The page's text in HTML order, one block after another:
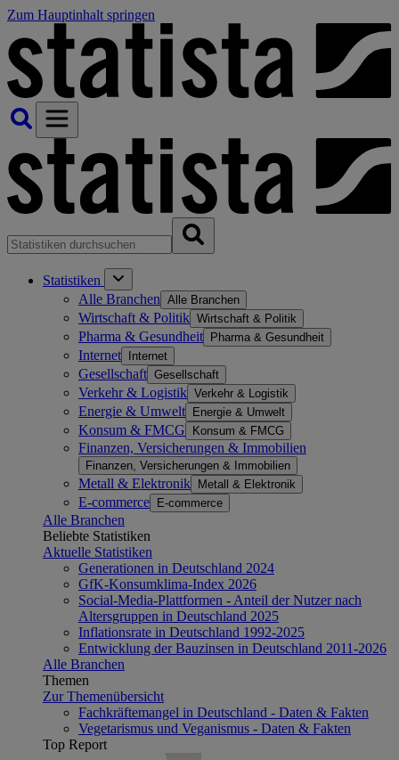
Zum Hauptinhalt springen
Statistiken
Alle Branchen Alle Branchen
Wirtschaft & Politik Wirtschaft & Politik
Pharma & Gesundheit Pharma & Gesundheit
Internet Internet
Gesellschaft Gesellschaft
Verkehr & Logistik Verkehr & Logistik
Energie & Umwelt Energie & Umwelt
Konsum & FMCG Konsum & FMCG
Finanzen, Versicherungen & Immobilien
Finanzen, Versicherungen & Immobilien
Metall & Elektronik Metall & Elektronik
E-commerce E-commerce
Alle Branchen
Beliebte Statistiken
Aktuelle Statistiken
Generationen in Deutschland 2024
GfK-Konsumklima-Index 2026
Social-Media-Plattformen - Anteil der Nutzer nach
Altersgruppen in Deutschland 2025
Inflationsrate in Deutschland 1992-2025
Entwicklung der Bauzinsen in Deutschland 2011-2026
Alle Branchen
Themen
Zur Themenübersicht
Fachkräftemangel in Deutschland - Daten & Fakten
Vegetarismus und Veganismus - Daten & Fakten
Top Report